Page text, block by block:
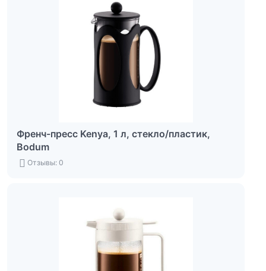
Френч-пресс Kenya, 1 л, стекло/пластик,
Bodum
Отзывы: 0